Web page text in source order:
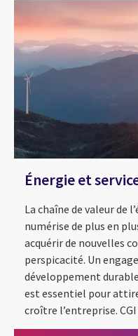
Énergie et
La chaîne de valeur de
numérise de plus en
acquérir de nouvelles
perspicacité. Un
développement
est essentiel pour
croître l’entreprise. CGI